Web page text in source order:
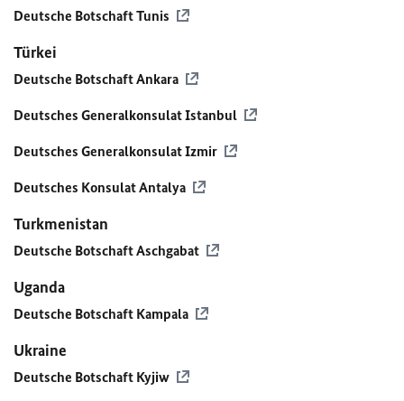
Deutsche Botschaft Tunis
Türkei
Deutsche Botschaft Ankara
Deutsches Generalkonsulat Istanbul
Deutsches Generalkonsulat Izmir
Deutsches Konsulat Antalya
Turkmenistan
Deutsche Botschaft Aschgabat
Uganda
Deutsche Botschaft Kampala
Ukraine
Deutsche Botschaft Kyjiw